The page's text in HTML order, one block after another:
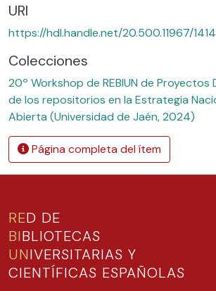
URI
https://hdl.handle.net/20.500.11967/1414
Colecciones
20º Workshop de REBIUN de Proyectos
de los repositorios en la Estrategia
Abierta (Universidad de Jaén, 2024)
Página completa del ítem
RED DE
BIBLIOTECAS
UNIVERSITARIAS Y
CIENTÍFICAS ESPAÑOLAS